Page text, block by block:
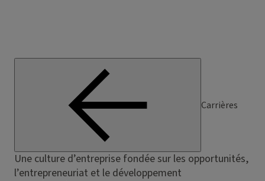
Carrières
Une culture d’entreprise fondée sur les opportunités,
l’entrepreneuriat et le développement